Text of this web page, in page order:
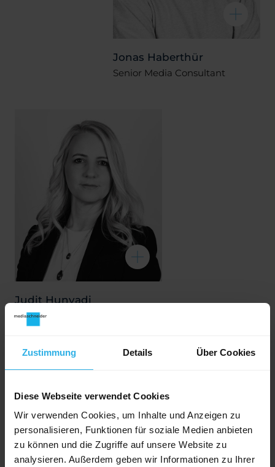
Zustimmung Details Über Cookies
Diese Webseite verwendet Cookies
Wir verwenden Cookies, um Inhalte und Anzeigen zu
personalisieren, Funktionen für soziale Medien anbieten
zu können und die Zugriffe auf unsere Website zu
analysieren. Außerdem geben wir Informationen zu Ihrer
Jonas Haberthür
Senior Media Consultant
Judit Hunyadi
Senior Media Consultant